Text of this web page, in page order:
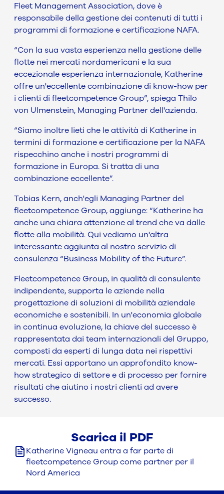
Fleet Management Association, dove è
responsabile della gestione dei contenuti di tutti i
programmi di formazione e certificazione NAFA.
“Con la sua vasta esperienza nella gestione delle
flotte nei mercati nordamericani e la sua
eccezionale esperienza internazionale, Katherine
offre un'eccellente combinazione di know-how per
i clienti di fleetcompetence Group”, spiega Thilo
von Ulmenstein, Managing Partner dell'azienda.
“Siamo inoltre lieti che le attività di Katherine in
termini di formazione e certificazione per la NAFA
rispecchino anche i nostri programmi di
formazione in Europa. Si tratta di una
combinazione eccellente”.
Tobias Kern, anch'egli Managing Partner del
fleetcompetence Group, aggiunge: “Katherine ha
anche una chiara attenzione al trend che va dalle
flotte alla mobilità. Qui vediamo un'altra
interessante aggiunta al nostro servizio di
consulenza “Business Mobility of the Future”.
Fleetcompetence Group, in qualità di consulente
indipendente, supporta le aziende nella
progettazione di soluzioni di mobilità aziendale
economiche e sostenibili. In un'economia globale
in continua evoluzione, la chiave del successo è
rappresentata dai team internazionali del Gruppo,
composti da esperti di lunga data nei rispettivi
mercati. Essi apportano un approfondito know-
how strategico di settore e di processo per fornire
risultati che aiutino i nostri clienti ad avere
successo.
Scarica il PDF
Katherine Vigneau entra a far parte di
fleetcompetence Group come partner per il
Nord America